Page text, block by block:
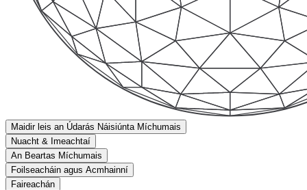
Maidir leis an Údarás Náisiúnta Míchumais
Nuacht & Imeachtaí
An Beartas Míchumais
Foilseacháin agus Acmhainní
Faireachán